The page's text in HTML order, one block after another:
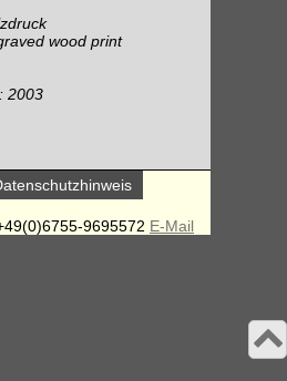
wood print
2003
9695572 E-Mail